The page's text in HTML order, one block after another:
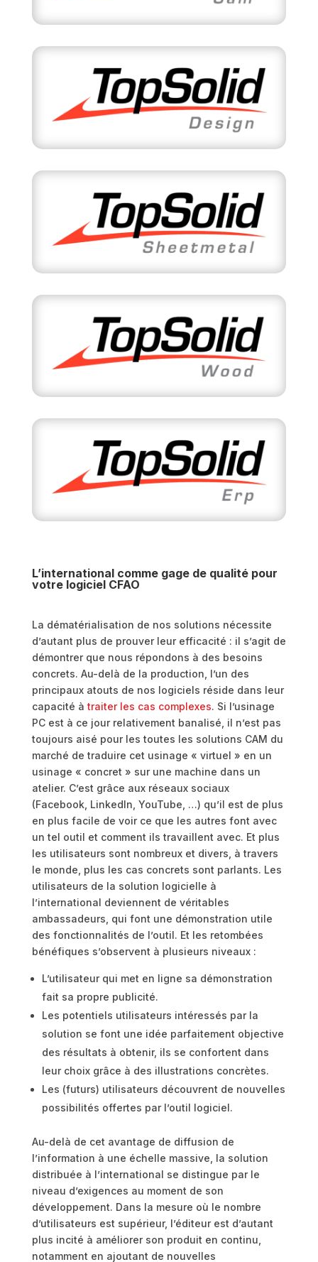
L’international comme gage de qualité pour
votre logiciel CFAO
La dématérialisation de nos solutions nécessite
d’autant plus de prouver leur efficacité : il s’agit de
démontrer que nous répondons à des besoins
concrets. Au-delà de la production, l’un des
principaux atouts de nos logiciels réside dans leur
capacité àtraiter les cas complexes. Si l’usinage
PC est à ce jour relativement banalisé, il n’est pas
toujours aisé pour les toutes les solutions CAM du
marché de traduire cet usinage « virtuel » en un
usinage « concret » sur une machine dans un
atelier. C’est grâce aux réseaux sociaux
(Facebook, LinkedIn, YouTube, …) qu’il est de plus
en plus facile de voir ce que les autres font avec
un tel outil et comment ils travaillent avec. Et plus
les utilisateurs sont nombreux et divers, à travers
le monde, plus les cas concrets sont parlants. Les
utilisateurs de la solution logicielle à
l’international deviennent de véritables
ambassadeurs, qui font une démonstration utile
des fonctionnalités de l’outil. Et les retombées
bénéfiques s’observent à plusieurs niveaux :
L’utilisateur qui met en ligne sa démonstration
fait sa propre publicité.
Les potentiels utilisateurs intéressés par la
solution se font une idée parfaitement objective
des résultats à obtenir, ils se confortent dans
leur choix grâce à des illustrations concrètes.
Les (futurs) utilisateurs découvrent de nouvelles
possibilités offertes par l’outil logiciel.
Au-delà de cet avantage de diffusion de
l’information à une échelle massive, la solution
distribuée à l’international se distingue par le
niveau d’exigences au moment de son
développement. Dans la mesure où le nombre
d’utilisateurs est supérieur, l’éditeur est d’autant
plus incité à améliorer son produit en continu,
notamment en ajoutant de nouvelles